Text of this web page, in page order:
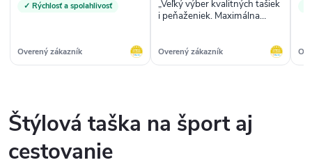
✓ Rýchlosť a spolahlivosť
Overený zákazník
„Veľký výber kvalitných tašiek
i peňaženiek. Maximálna
sa sem vrátim.“
Overený zákazník
Štýlová taška na šport aj
cestovanie